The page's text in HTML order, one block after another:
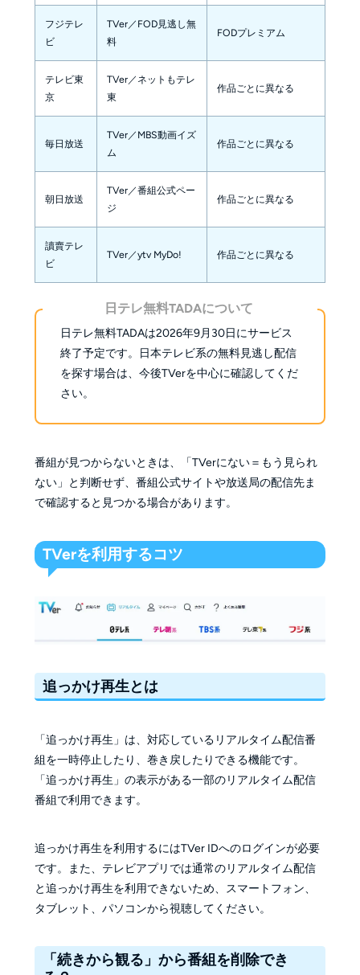
フジテレ
ビ
TVer／FOD見逃し無
料
FODプレミアム
テレビ東
京
TVer／ネットもテレ
東
作品ごとに異なる
毎日放送
TVer／MBS動画イズ
ム
作品ごとに異なる
朝日放送
TVer／番組公式ペー
ジ
作品ごとに異なる
讀賣テレ
ビ
TVer／ytv MyDo! 作品ごとに異なる
日テレ無料TADAについて
日テレ無料TADAは2026年9月30日にサービス
終了予定です。日本テレビ系の無料見逃し配信
を探す場合は、今後TVerを中心に確認してくだ
さい。
番組が見つからないときは、「TVerにない＝もう見られ
ない」と判断せず、番組公式サイトや放送局の配信先ま
で確認すると見つかる場合があります。
TVerを利用するコツ
追っかけ再生とは
「追っかけ再生」は、対応しているリアルタイム配信番
組を一時停止したり、巻き戻したりできる機能です。
「追っかけ再生」の表示がある一部のリアルタイム配信
番組で利用できます。
追っかけ再生を利用するにはTVer IDへのログインが必要
です。また、テレビアプリでは通常のリアルタイム配信
と追っかけ再生を利用できないため、スマートフォン、
タブレット、パソコンから視聴してください。
「続きから観る」から番組を削除でき